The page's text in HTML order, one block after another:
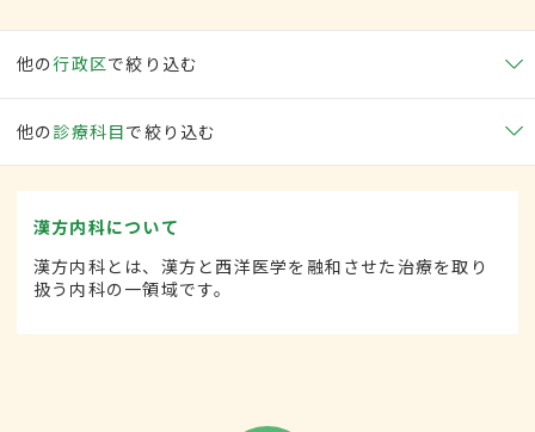
他の行政区で絞り込む
他の 診療科目で絞り込む
漢方内科について
漢方内科とは、漢方と西洋医学を融和させた治療を取り
扱う内科の一領域です。